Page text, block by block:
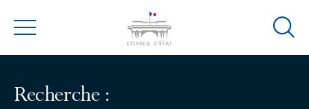
Menu
Ouvrir
Recherche :